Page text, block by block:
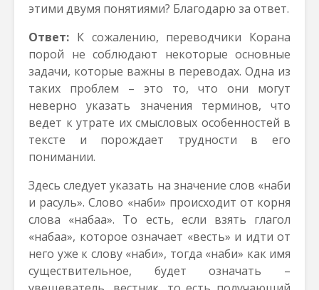
этими двумя понятиями? Благодарю за ответ.
Ответ: К сожалению, переводчики Корана
порой не соблюдают некоторые основные
задачи, которые важны в переводах. Одна из
таких проблем – это то, что они могут
неверно указать значения терминов, что
ведет к утрате их смысловых особенностей в
тексте и порождает трудности в его
понимании.
Здесь следует указать на значение слов «наби
и расуль». Слово «наби» происходит от корня
слова «набаа». То есть, если взять глагол
«набаа», которое означает «весть» и идти от
него уже к слову «наби», тогда «наби» как имя
существительное, будет означать –